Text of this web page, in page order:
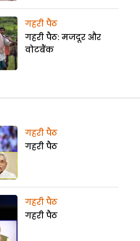
गहरी पैठ
गहरी पैठ: मजदूर और
वोटबैंक
गहरी पैठ
गहरी पैठ
गहरी पैठ
गहरी पैठ